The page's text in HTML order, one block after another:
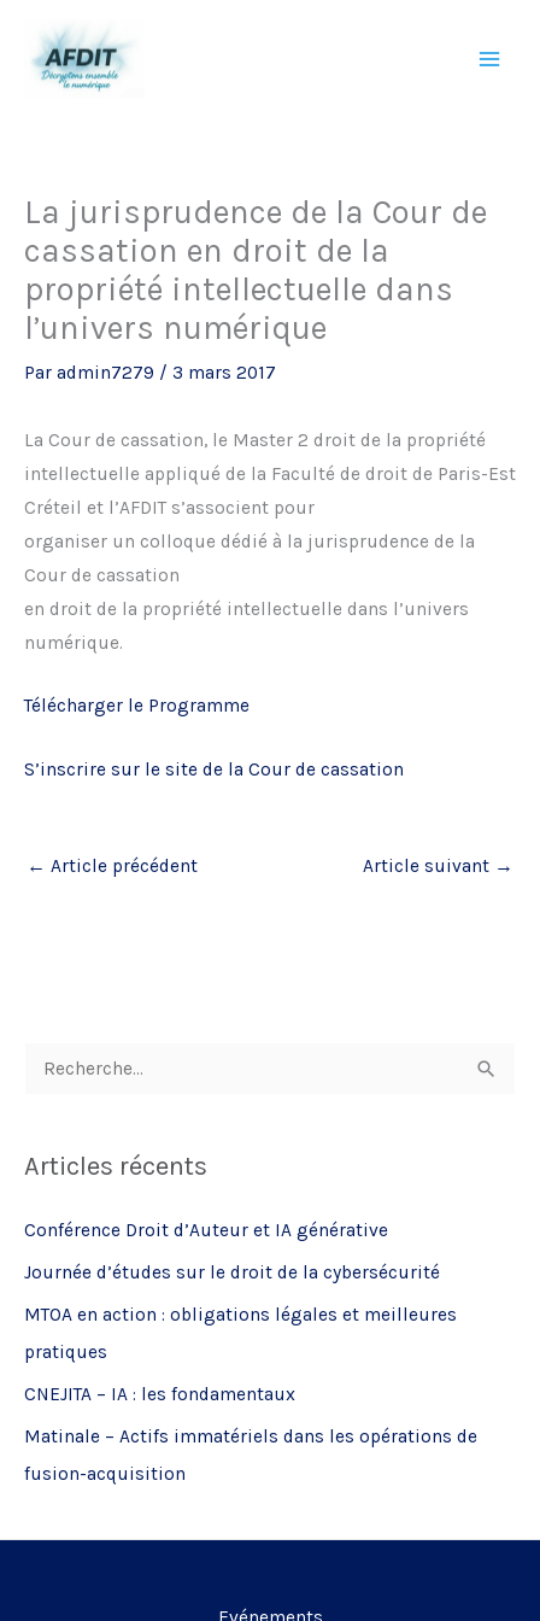
contenu
La jurisprudence de la Cour de
cassation en droit de la
propriété intellectuelle dans
l’univers numérique
Par admin7279 / 3 mars 2017
La Cour de cassation, le Master 2 droit de la propriété
intellectuelle appliqué de la Faculté de droit de Paris-Est
Créteil et l’AFDIT s’associent pour
organiser un colloque dédié à la jurisprudence de la
Cour de cassation
en droit de la propriété intellectuelle dans l’univers
numérique.
Télécharger le Programme
S’inscrire sur le site de la Cour de cassation
← Article précédent Article suivant →
h
c
h
e
r
:
Articles récents
Conférence Droit d’Auteur et IA générative
Journée d’études sur le droit de la cybersécurité
MTOA en action : obligations légales et meilleures
pratiques
CNEJITA – IA : les fondamentaux
Matinale – Actifs immatériels dans les opérations de
fusion-acquisition